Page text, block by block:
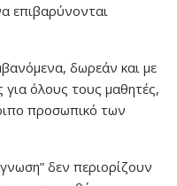
επιβαρύνονται
δωρεάν και με
όλους τους μαθητές,
προσωπικό των
δεν περιορίζουν